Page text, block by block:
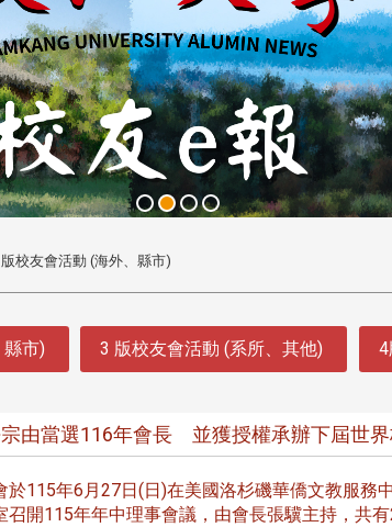
校友會活動 (海外、縣市)
市) 3 版校友會活動 (系所、其他) 4
由當選116年會長 並獲授權承辦下屆世界
於115年6月27日(日)在美國洛杉磯華僑文教服務
召開115年年中理事會議，由會長張驥主持，共